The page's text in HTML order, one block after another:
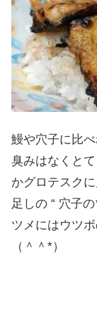
鰻や穴子に比
臭みはなくと
かグロテスク
足しの “ 穴子
ツメにはウツ
（＾＾*）